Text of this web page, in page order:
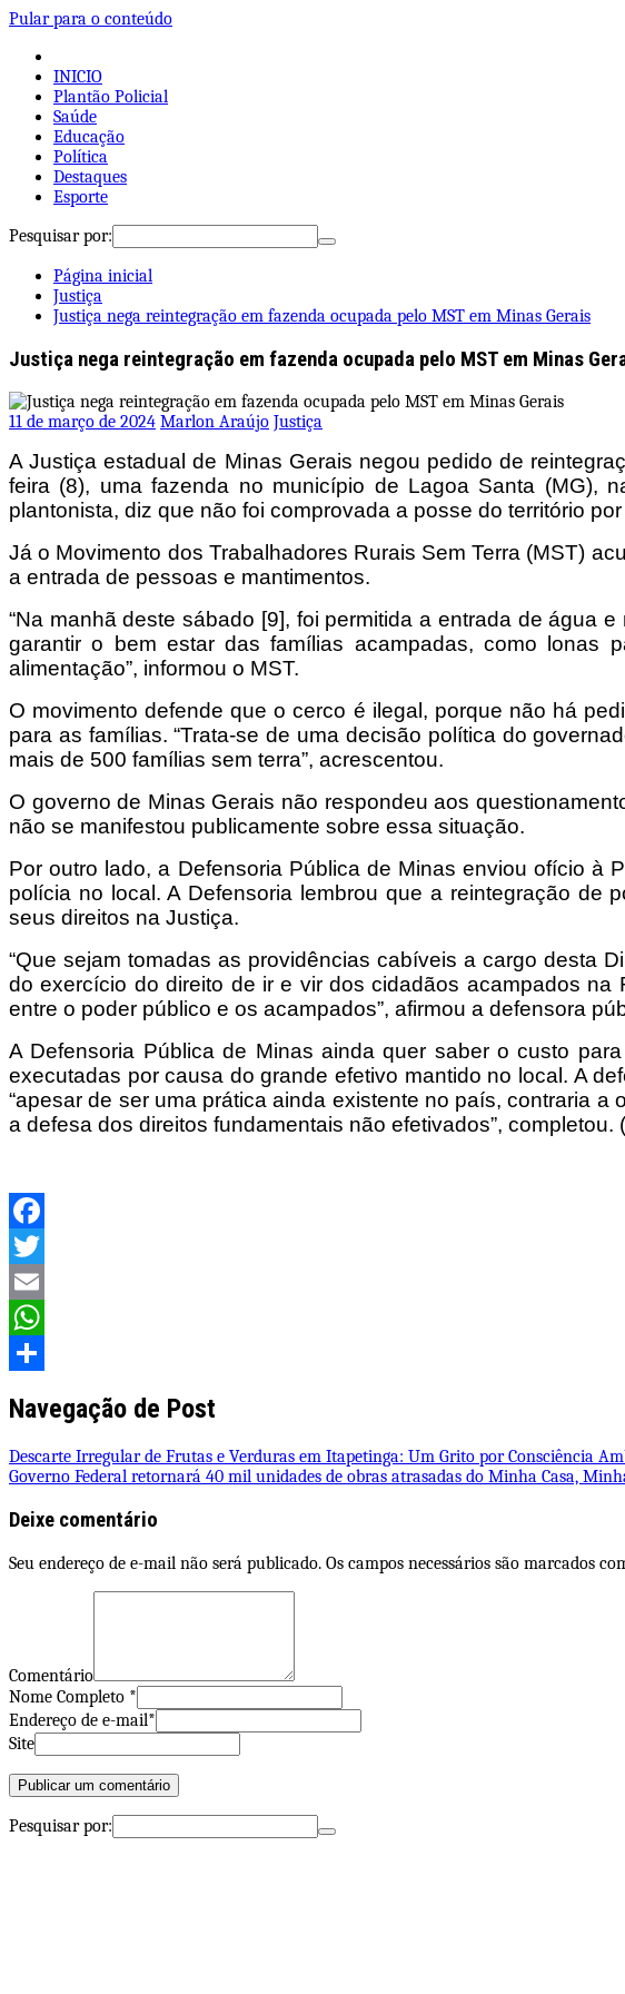
Pular para o conteúdo
INICIO
Plantão Policial
Saúde
Educação
Política
Destaques
Esporte
Pesquisar por:
Página inicial
Justiça
Justiça nega reintegração em fazenda ocupada pelo MST em Minas Gerais
Justiça nega reintegração em fazenda ocupada pelo MST em Minas
11 de março de 2024 Marlon Araújo Justiça
A Justiça estadual de Minas Gerais negou pedido de
feira (8), uma fazenda no município de Lagoa Santa (MG),
plantonista, diz que não foi comprovada a posse do território
Já o Movimento dos Trabalhadores Rurais Sem Terra (MST)
a entrada de pessoas e mantimentos.
“Na manhã deste sábado [9], foi permitida a entrada de água
garantir o bem estar das famílias acampadas, como
alimentação”, informou o MST.
O movimento defende que o cerco é ilegal, porque não há
para as famílias. “Trata-se de uma decisão política do
mais de 500 famílias sem terra”, acrescentou.
O governo de Minas Gerais não respondeu aos
não se manifestou publicamente sobre essa situação.
Por outro lado, a Defensoria Pública de Minas enviou ofício à
polícia no local. A Defensoria lembrou que a reintegração de
seus direitos na Justiça.
“Que sejam tomadas as providências cabíveis a cargo desta
do exercício do direito de ir e vir dos cidadãos acampados
entre o poder público e os acampados”, afirmou a defensora
A Defensoria Pública de Minas ainda quer saber o custo
executadas por causa do grande efetivo mantido no local. A
“apesar de ser uma prática ainda existente no país, contraria
a defesa dos direitos fundamentais não efetivados”, completou.
Facebook
Twitter
Email
WhatsApp
Navegação de Post
Descarte Irregular de Frutas e Verduras em Itapetinga: Um Grito por Consciência
Governo Federal retornará 40 mil unidades de obras atrasadas do Minha Casa,
Deixe comentário
Seu endereço de e-mail não será publicado. Os campos necessários são marcados
Comentário
Nome Completo *
Endereço de e-mail*
Site
Pesquisar por: